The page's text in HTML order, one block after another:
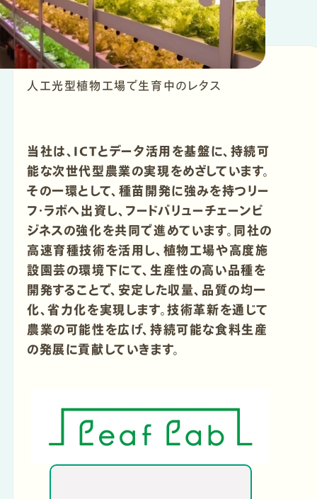
人工光型植物工場で生育中のレタス
当社は、ICTとデータ活用を基盤に、持続可
能な次世代型農業の実現をめざしています。
その一環として、種苗開発に強みを持つリー
フ・ラボへ出資し、フードバリューチェーンビ
ジネスの強化を共同で進めています。同社の
高速育種技術を活用し、植物工場や高度施
設園芸の環境下にて、生産性の高い品種を
開発することで、安定した収量、品質の均一
化、省力化を実現します。技術革新を通じて
農業の可能性を広げ、持続可能な食料生産
の発展に貢献していきます。